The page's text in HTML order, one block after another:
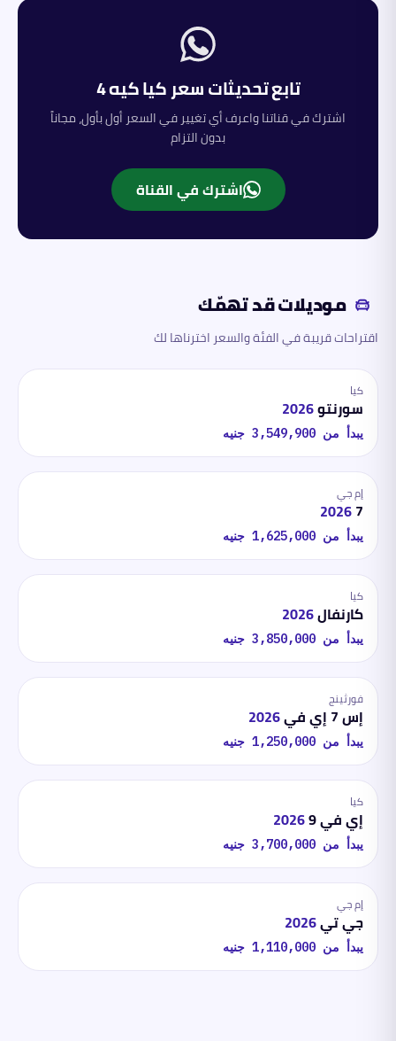
تابع تحديثات سعركياكيه 4
اشترك في قناتنا واعرف أي تغيير في السعر أول بأول، مجاناً
بدون التزام
اشترك في القناة
موديلات قد تهمّك
اقتراحات قريبة في الفئة والسعر اخترناها لك
كيا
سورنتو2026
يبدأ من 3,549,900 جنيه
إم جي
7
2026
يبدأ من 1,625,000 جنيه
كيا
كارنفال2026
يبدأ من 3,850,000 جنيه
فورثينج
إس 7 إي في 2026
يبدأ من 1,250,000 جنيه
كيا
إي في 9 2026
يبدأ من 3,700,000 جنيه
إم جي
جي تي2026
يبدأ من 1,110,000 جنيه